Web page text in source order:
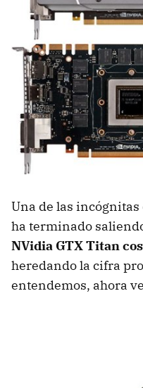
Una de las
ha terminado
NVidia GTX Titan
heredando la cifra
entendemos, ahora